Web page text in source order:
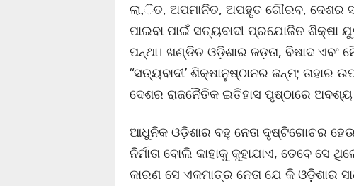
ଲା‚ିତ, ଅପମାନିତ, ଅପହୃତ ଗୌରବ, ଦେଶର
ପାଇବା ପାଇଁ ସତ୍ୟବାଦୀ ପ୍ରଯୋଜିତ ଶିକ୍ଷା
ପନ୍ଥା। ଖଣ୍ଡିତ ଓଡ଼ିଶାର ଜଡ଼ତା, ବିଷାଦ
“ସତ୍ୟବାଦୀ’ ଶିକ୍ଷାନୁଷ୍ଠାନର ଜନ୍ମ; ତାହାର
ଦେଶର ରାଜନୈତିକ ଇତିହାସ ପୃଷ୍ଠାରେ
ଆଧୁନିକ ଓଡ଼ିଶାର ବହୁ ନେତା ଦୃଷ୍ଟିଗୋଚର
ନିର୍ମାତା ବୋଲି କାହାକୁ କୁହାଯାଏ, ତେବେ ସେ
କାରଣ ସେ ଏକମାତ୍ର ନେତା ଯେ କି ଓଡ଼ିଶାର